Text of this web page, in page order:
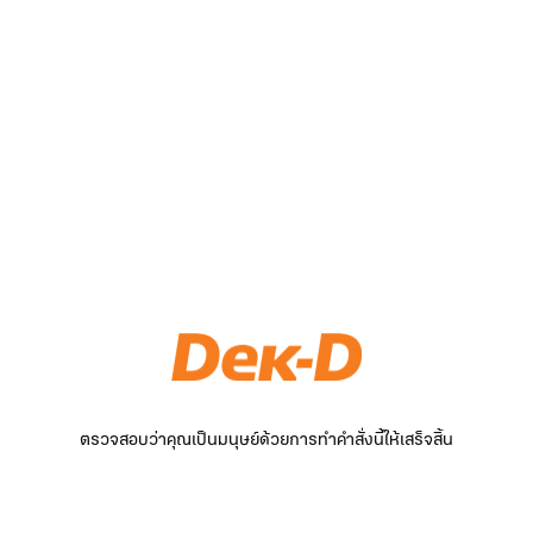
ตรวจสอบว่าคุณเป็นมนุษย์ด้วยการทำคำสั่งนี้ให้เสร็จสิ้น